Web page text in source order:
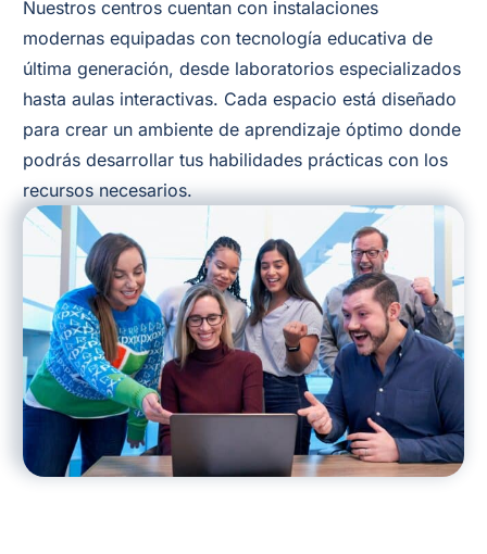
Nuestros centros cuentan con instalaciones
modernas equipadas con tecnología educativa de
última generación, desde laboratorios especializados
hasta aulas interactivas. Cada espacio está diseñado
para crear un ambiente de aprendizaje óptimo donde
podrás desarrollar tus habilidades prácticas con los
recursos necesarios.